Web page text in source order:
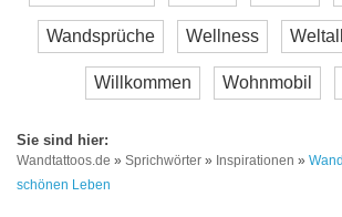
Wandsprüche Wellness Weltall
Willkommen Wohnmobil
Wandtattoos.de » Sprichwörter » Inspirationen »
schönen Leben